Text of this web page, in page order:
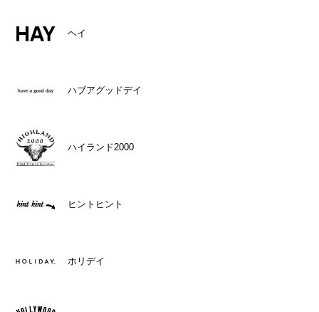
ヘイ
ハブアグッドデイ
ハイランド2000
ヒントヒント
ホリデイ